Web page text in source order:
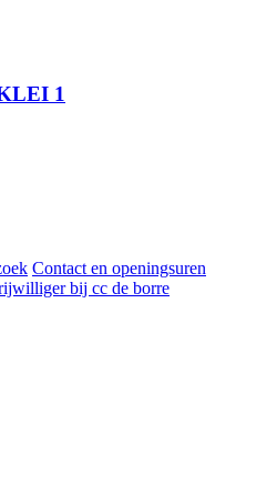
1
Contact en openingsuren
bij cc de borre